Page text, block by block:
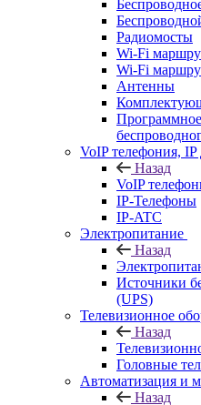
Радиомосты
Wi-Fi
Wi-Fi
Антенны
VoIP телефония,
Назад
VoIP
IP-Телефоны
IP-ATC
Электропитание
Назад
Источники
(UPS)
Телевизионное
Назад
Головные
Автоматизация и
Назад